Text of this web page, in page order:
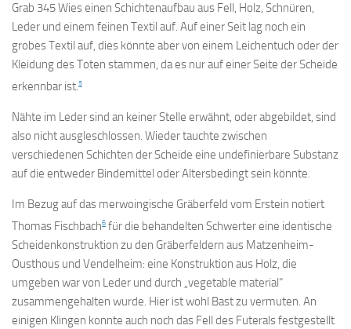
Grab 345 Wies einen Schichtenaufbau aus Fell, Holz, Schnüren,
Leder und einem feinen Textil auf. Auf einer Seit lag noch ein
grobes Textil auf, dies könnte aber von einem Leichentuch oder der
Kleidung des Toten stammen, da es nur auf einer Seite der Scheide
erkennbar ist.5
Nähte im Leder sind an keiner Stelle erwähnt, oder abgebildet, sind
also nicht ausgleschlossen. Wieder tauchte zwischen
verschiedenen Schichten der Scheide eine undefinierbare Substanz
auf die entweder Bindemittel oder Altersbedingt sein könnte.
Im Bezug auf das merwoingische Gräberfeld vom Erstein notiert
Thomas Fischbach6 für die behandelten Schwerter eine identische
Scheidenkonstruktion zu den Gräberfeldern aus Matzenheim-
Ousthous und Vendelheim: eine Konstruktion aus Holz, die
umgeben war von Leder und durch „vegetable material“
zusammengehalten wurde. Hier ist wohl Bast zu vermuten. An
einigen Klingen konnte auch noch das Fell des Futerals festgestellt